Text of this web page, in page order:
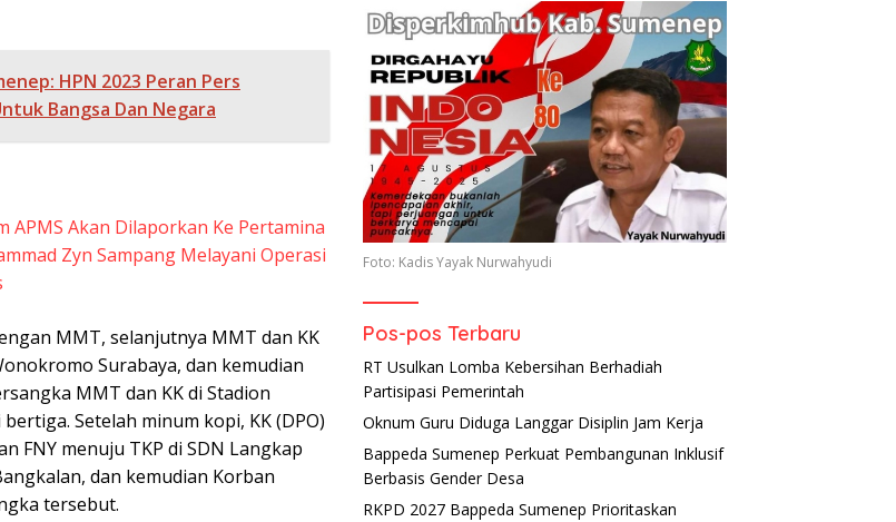
HPN 2023 Peran Pers
Bangsa Dan Negara
APMS Akan Dilaporkan Ke Pertamina
Zyn Sampang Melayani Operasi
MMT, selanjutnya MMT dan KK
Surabaya, dan kemudian
MMT dan KK di Stadion
Setelah minum kopi, KK (DPO)
FNY menuju TKP di SDN Langkap
dan kemudian Korban
tersebut.
Foto: Kadis Yayak Nurwahyudi
Pos-pos Terbaru
RT Usulkan Lomba Kebersihan Berhadiah
Partisipasi Pemerintah
Oknum Guru Diduga Langgar Disiplin Jam Kerja
Bappeda Sumenep Perkuat Pembangunan Inklusif
Berbasis Gender Desa
RKPD 2027 Bappeda Sumenep Prioritaskan